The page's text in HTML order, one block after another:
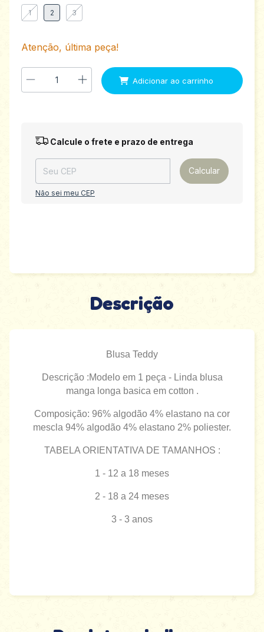
1 2 3
Atenção, última peça!
Entregas para o CEP: Alterar CEP
Calcule o frete e prazo de entrega
Calcular
Não sei meu CEP
Descrição
Blusa Teddy
Descrição :Modelo em 1 peça - Linda blusa
manga longa basica em cotton .
Composição: 96% algodão 4% elastano na cor
mescla 94% algodão 4% elastano 2% poliester.
TABELA ORIENTATIVA DE TAMANHOS :
1 - 12 a 18 meses
2 - 18 a 24 meses
3 - 3 anos